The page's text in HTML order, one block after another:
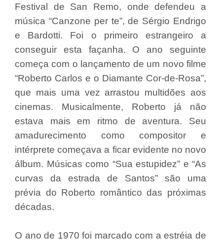
Festival de San Remo, onde defendeu a
música “Canzone per te”, de Sérgio Endrigo
e Bardotti. Foi o primeiro estrangeiro a
conseguir esta façanha. O ano seguinte
começa com o lançamento de um novo filme
“Roberto Carlos e o Diamante Cor-de-Rosa”,
que mais uma vez arrastou multidões aos
cinemas. Musicalmente, Roberto já não
estava mais em ritmo de aventura. Seu
amadurecimento como compositor e
intérprete começava a ficar evidente no novo
álbum. Músicas como “Sua estupidez” e “As
curvas da estrada de Santos” são uma
prévia do Roberto romântico das próximas
décadas.
O ano de 1970 foi marcado com a estréia de